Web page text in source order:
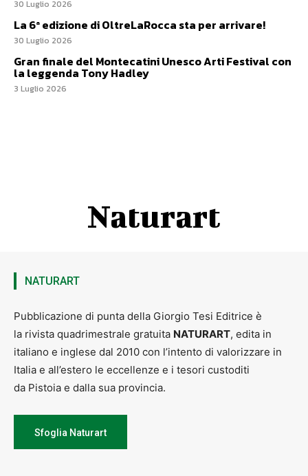
30 Luglio 2026
La 6ª edizione di OltreLaRocca sta per arrivare!
30 Luglio 2026
Gran finale del Montecatini Unesco Arti Festival con
la leggenda Tony Hadley
3 Luglio 2026
Naturart
NATURART
Pubblicazione di punta della Giorgio Tesi Editrice è
la rivista quadrimestrale gratuita NATURART, edita in
italiano e inglese dal 2010 con l’intento di valorizzare in
Italia e all’estero le eccellenze e i tesori custoditi
da Pistoia e dalla sua provincia.
Sfoglia Naturart